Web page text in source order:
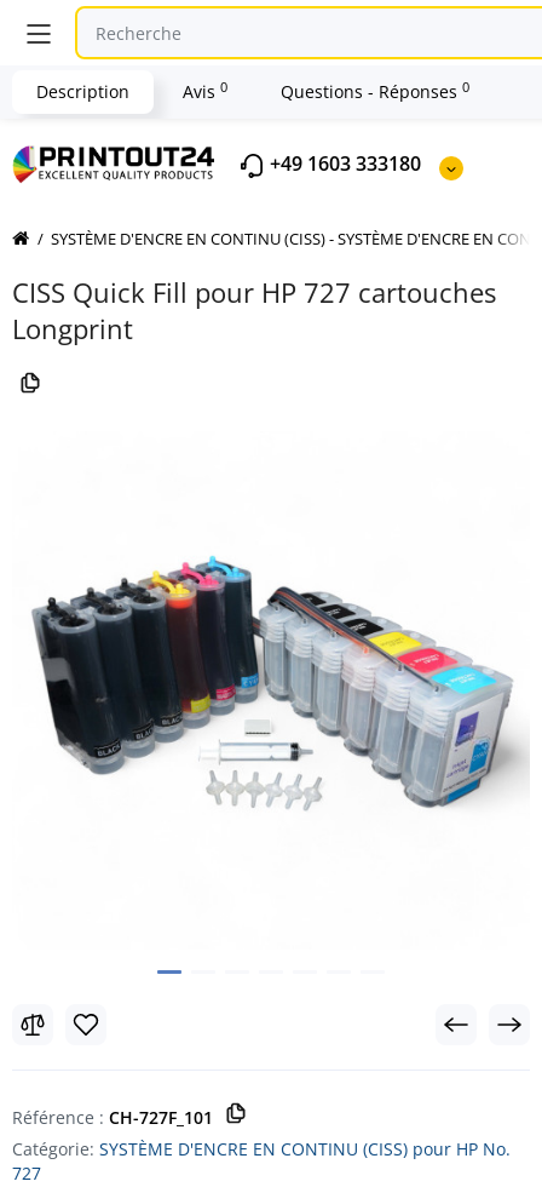
+49 1603 333180
SYSTÈME D'ENCRE EN CONTINU (CISS) - SYSTÈME D'ENCRE EN
CISS Quick Fill pour HP 727 cartouches
Longprint
Référence : CH-727F_101
Catégorie: SYSTÈME D'ENCRE EN CONTINU (CISS) pour HP No.
727
Description Avis 0 Questions - Réponses 0